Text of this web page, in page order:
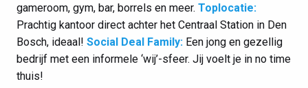
gameroom, gym, bar, borrels en meer. Toplocatie:
Prachtig kantoor direct achter het Centraal Station in Den
Bosch, ideaal! Social Deal Family: Een jong en gezellig
bedrijf met een informele ‘wij’-sfeer. Jij voelt je in no time
thuis!